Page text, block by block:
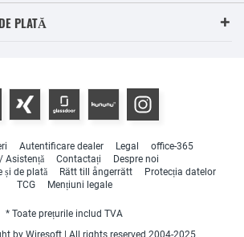
PLATĂ
Autentificare dealer Legal
office-365
Asistență
Contactați
Despre noi
și de plată
Rätt till ångerrätt
Protecția datelor
TCG
Mențiuni legale
* Toate prețurile includ TVA
by Wiresoft | All rights reserved 2004-2025